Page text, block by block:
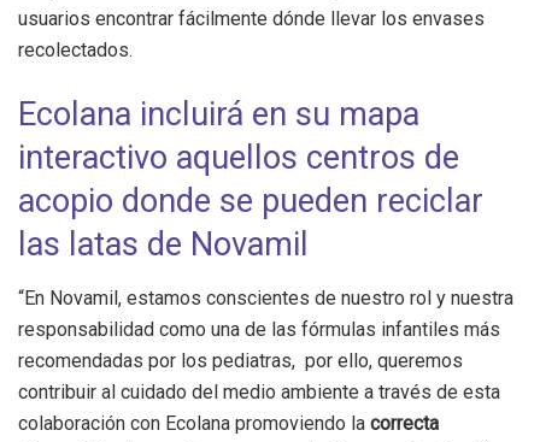
usuarios encontrar fácilmente dónde llevar los envases
recolectados.
Ecolana incluirá en su mapa
interactivo aquellos centros de
acopio donde se pueden reciclar
las latas de Novamil
“En Novamil, estamos conscientes de nuestro rol y nuestra
responsabilidad como una de las fórmulas infantiles más
recomendadas por los pediatras, por ello, queremos
contribuir al cuidado del medio ambiente a través de esta
colaboración con Ecolana promoviendo la correcta